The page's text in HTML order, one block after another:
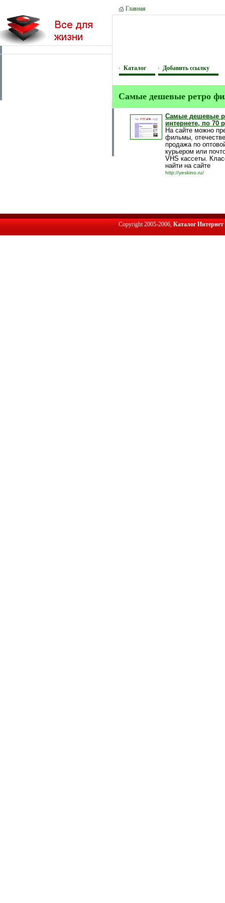
Главная
Каталог Добавить ссылку
Самые дешевые ретро
Самые дешевые
интернете, по 70
На сайте можно
фильмы,
продажа по
курьером или
VHS кассеты.
найти на сайте
http://yeskino.ru/
Copyright 2005-2006, Каталог Интернет